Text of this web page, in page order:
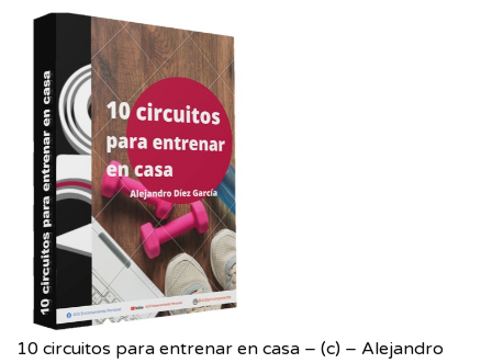
10 circuitos para entrenar en casa – (c) – Alejandro